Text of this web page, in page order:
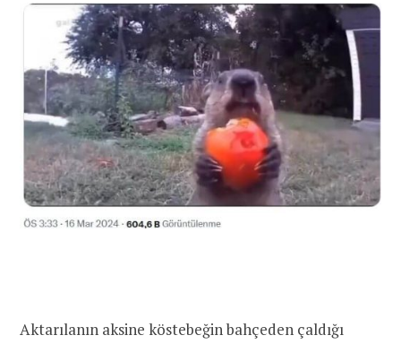
Aktarılanın aksine köstebeğin bahçeden çaldığı